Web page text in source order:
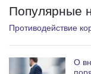
Популярные
Противодействие
О